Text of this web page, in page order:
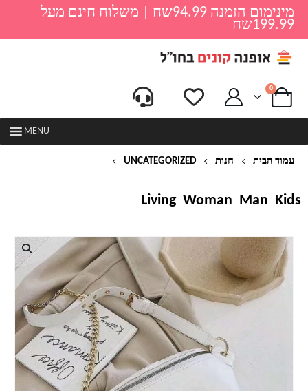
מינימום הזמנה 94.99שח | משלוח חינם מעל
199.99שח
0
MENU
עמוד הבית חנות UNCATEGORIZED
Kids
Man
Woman
Living